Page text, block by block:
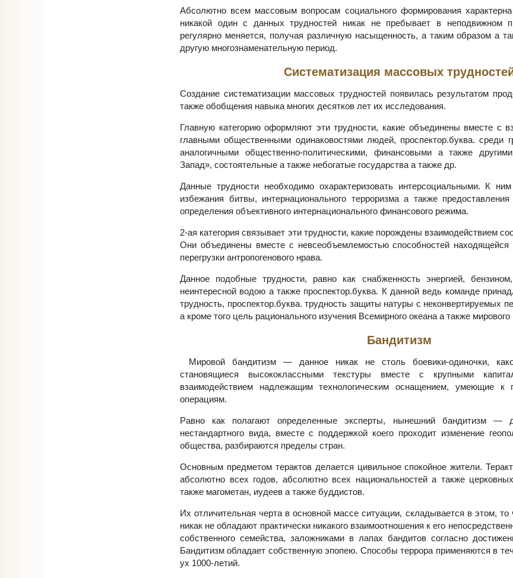
Абсолютно всем массовым вопросам социального формирования
никакой один с данных трудностей никак не пребывает в неподвижном
регулярно меняется, получая различную насыщенность, а таким образом а
другую многознаменательную период.
Систематизация массовых
Создание систематизации массовых трудностей появилась результатом
также обобщения навыка многих десятков лет их исследования.
Главную категорию оформляют эти трудности, какие объединены вместе с
главными общественными одинаковостями людей, проспектор.буква. среди
аналогичными общественно-политическими, финансовыми а также
Запад», состоятельные а также небогатые государства а также др.
Данные трудности необходимо охарактеризовать интерсоциальными. К
избежания битвы, интернационального терроризма а также
определения объективного интернационального финансового режима.
2-ая категория связывает эти трудности, какие порождены взаимодействием
Они объединены вместе с невсеобъемлемостью способностей находящейся
перегрузки антропогенового нрава.
Данное подобные трудности, равно как снабженность энергией,
неинтересной водою а также проспектор.буква. К данной ведь команде
трудность, проспектор.буква. трудность защиты натуры с неконвертируемых
а кроме того цель рационального изучения Всемирного океана а также мирового
Бандитизм
Мировой бандитизм — данное никак не столь боевики-одиночки,
становящиеся высококлассными текстуры вместе с крупными
взаимодействием надлежащим технологическим оснащением, умеющие к
операциям.
Равно как полагают определенные эксперты, нынешний бандитизм —
нестандартного вида, вместе с поддержкой коего проходит изменение
общества, разбираются пределы стран.
Основным предметом терактов делается цивильное спокойное жители.
абсолютно всех годов, абсолютно всех национальностей а также
также магометан, иудеев а также буддистов.
Их отличительная черта в основной массе ситуации, складывается в этом, то
никак не обладают практически никакого взаимоотношения к его
собственного семейства, заложниками в лапах бандитов согласно
Бандитизм обладает собственную эпопею. Способы террора применяются в
ух 1000-летий.